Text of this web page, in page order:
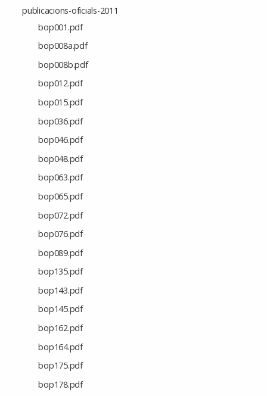
publicacions-oficials-2011
bop001.pdf
bop008a.pdf
bop008b.pdf
bop012.pdf
bop015.pdf
bop036.pdf
bop046.pdf
bop048.pdf
bop063.pdf
bop065.pdf
bop072.pdf
bop076.pdf
bop089.pdf
bop135.pdf
bop143.pdf
bop145.pdf
bop162.pdf
bop164.pdf
bop175.pdf
bop178.pdf